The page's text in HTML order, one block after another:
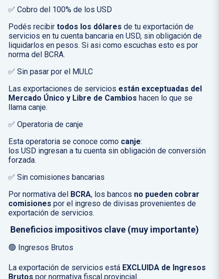
✅ Cobro del 100% de los USD
Podés recibir todos los dólares de tu exportación de
servicios en tu cuenta bancaria en USD, sin obligación de
liquidarlos en pesos. Si asi como escuchas esto es por
norma del BCRA.
✅ Sin pasar por el MULC
Las exportaciones de servicios están exceptuadas del
Mercado Único y Libre de Cambios hacen lo que se
llama canje.
✅ Operatoria de canje
Esta operatoria se conoce como canje:
los USD ingresan a tu cuenta sin obligación de conversión
forzada.
✅ Sin comisiones bancarias
Por normativa del BCRA, los bancos no pueden cobrar
comisiones por el ingreso de divisas provenientes de
exportación de servicios.
Beneficios impositivos clave (muy importante)
🟢 Ingresos Brutos
La exportación de servicios está EXCLUIDA de Ingresos
Brutos por normativa fiscal provincial.